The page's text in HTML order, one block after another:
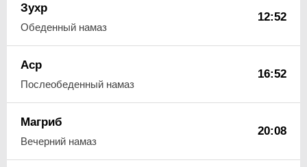
Зухр
Обеденный намаз
12:52
Аср
Послеобеденный намаз
16:52
Магриб
Вечерний намаз
20:08